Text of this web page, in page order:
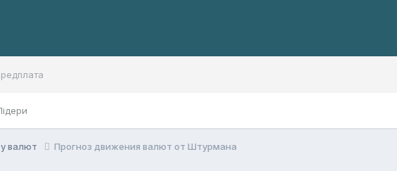
валют Прогноз движения валют от Штурмана